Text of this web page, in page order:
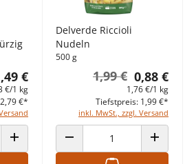
€
€/1 kg
€*
ANZAHL ERHÖHEN
Delverde Riccioli
Nudeln
500 g
0,88 €
1,99 €
1,76 €/1 kg
inkl. MwSt., zzgl. Versand
Tiefstpreis: 1,99 €*
ANZAHL VERRINGERN ANZAHL